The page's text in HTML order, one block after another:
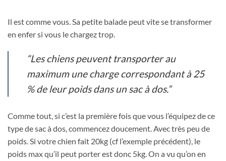
Il est comme vous. Sa petite balade peut vite se transformer
en enfer si vous le chargez trop.
“Les chiens peuvent transporter au
maximum une charge correspondant à 25
% de leur poids dans un sac à dos.”
Comme tout, si c’est la première fois que vous l’équipez de ce
type de sac à dos, commencez doucement. Avec très peu de
poids. Si votre chien fait 20kg (cf l’exemple précédent), le
poids max qu’il peut porter est donc 5kg. On a vu qu’on en